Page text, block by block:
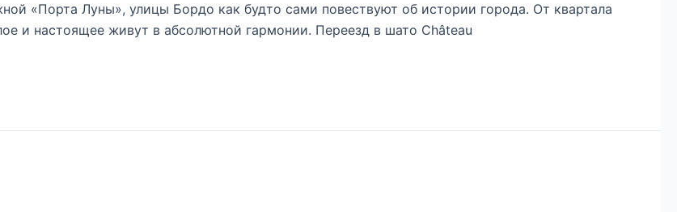
«Порта Луны», улицы Бордо как будто сами повествуют об истории города. От квартала
и настоящее живут в абсолютной гармонии. Переезд в шато Château